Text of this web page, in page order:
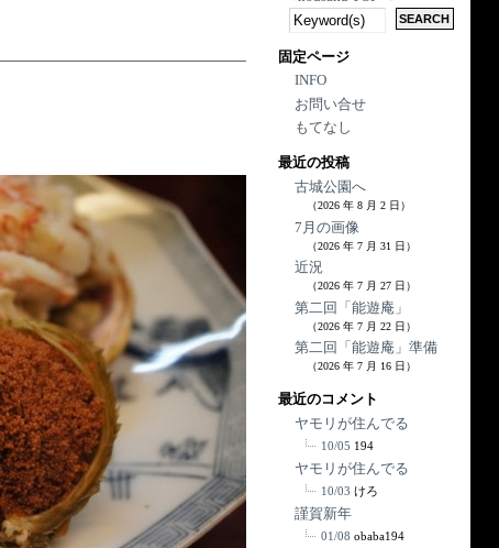
固定ページ
INFO
お問い合せ
もてなし
最近の投稿
古城公園へ
（2026 年 8 月 2 日）
7月の画像
（2026 年 7 月 31 日）
近況
（2026 年 7 月 27 日）
第二回「能遊庵」
（2026 年 7 月 22 日）
第二回「能遊庵」準備
（2026 年 7 月 16 日）
最近のコメント
ヤモリが住んでる
10/05 194
ヤモリが住んでる
10/03 けろ
謹賀新年
01/08 obaba194